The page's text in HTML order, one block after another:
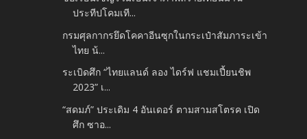
ประทีปโคมเที...
กรมศุลกากรยึดโคคาอีนซุกในกระเป๋าสัมภาระเข้า
ไทย น้...
ระเบิดศึก “ไทยแลนด์ ลอง ไดร์ฟ แชมเปี้ยนชิพ
2023” เ...
“สดมภ์” ประเดิม 4 อันเดอร์ ตามสามสโตรค เปิด
ศึก ซาอ...